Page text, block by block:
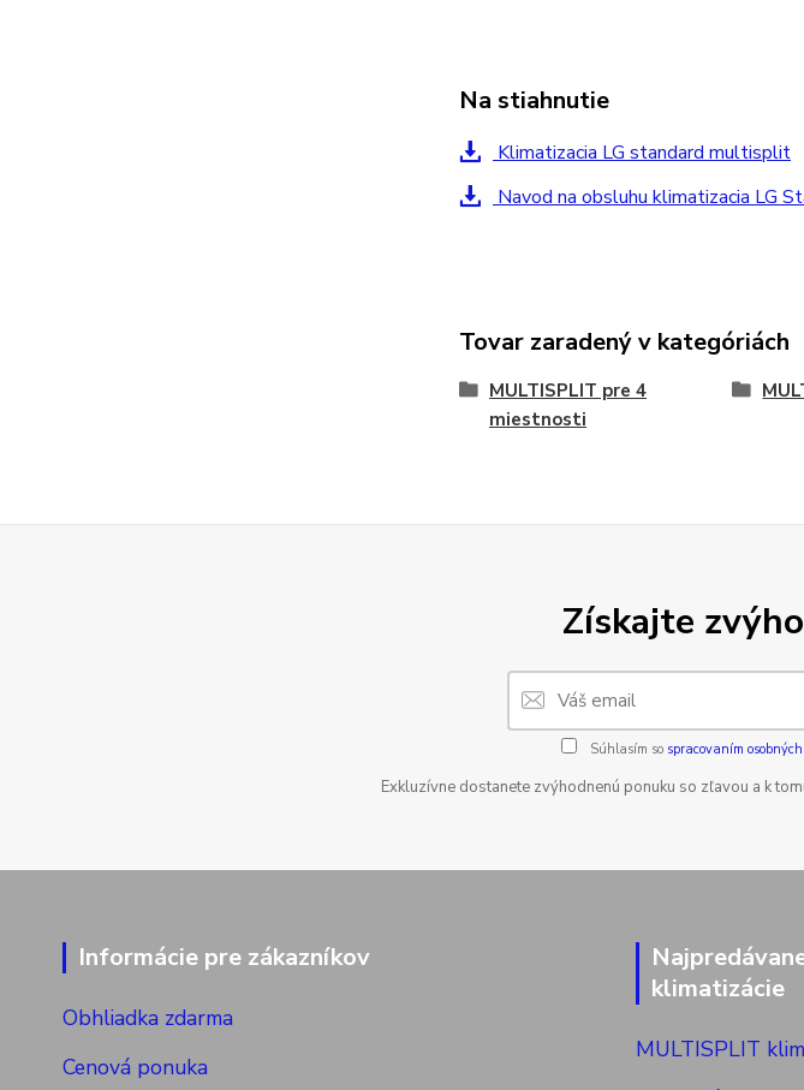
Na stiahnutie
Klimatizacia LG standard multisplit
Navod na obsluhu klimatizacia LG
Tovar zaradený v kategóriách
MULTISPLIT pre 4
miestnosti
Získajte
Súhlasím so spracovaním
Exkluzívne dostanete zvýhodnenú ponuku so zľavou a k
Informácie pre zákazníkov
Obhliadka zdarma
Cenová ponuka
klimatizácie
MULTISPLIT